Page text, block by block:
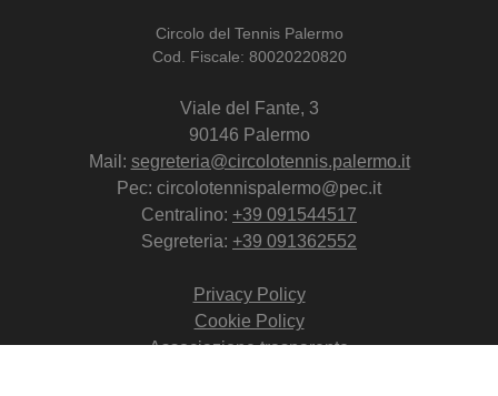
Circolo del Tennis Palermo
Cod. Fiscale: 80020220820
Viale del Fante, 3
90146 Palermo
Mail: segreteria@circolotennis.palermo.it
Pec: circolotennispalermo@pec.it
Centralino: +39 091544517
Segreteria: +39 091362552
Privacy Policy
Cookie Policy
Associazione trasparente